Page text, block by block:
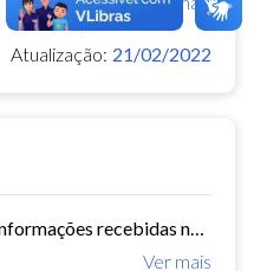
Atualização: 21/02/2022
Ver mais